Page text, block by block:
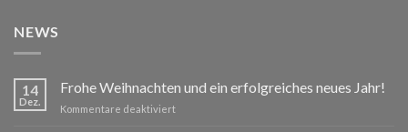
NEWS
14
Dez.
Frohe Weihnachten und ein erfolgreiches neues Jahr!
Kommentare deaktiviertfür